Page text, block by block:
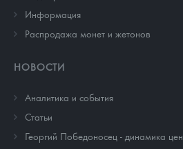
Информация
Распродажа монет и жетонов
НОВОСТИ
Аналитика и события
Cтатьи
Георгий Победоносец - динамика цен